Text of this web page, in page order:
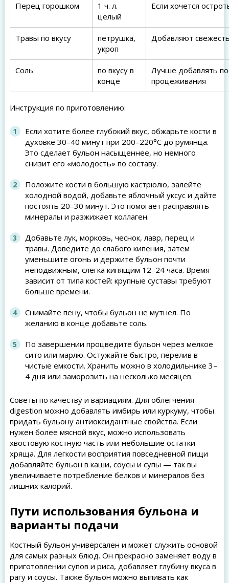
Перец горошком
1 ч. л.
целый
Если хочется
Травы по вкусу
петрушка,
укроп
Добавляют
Соль
по вкусу в
конце
Лучше добавлять
процеживания
Инструкция по приготовлению:
Если хотите более глубокий вкус, обжарьте кости в
духовке 30–40 минут при 200–220°С до румянца.
Это сделает бульон насыщеннее, но немного
снизит его «молодость» по составу.
Положите кости в большую кастрюлю, залейте
холодной водой, добавьте яблочный уксус и дайте
постоять 20–30 минут. Это помогает расправлять
минералы и разжижает коллаген.
Добавьте лук, морковь, чеснок, лавр, перец и
травы. Доведите до слабого кипения, затем
уменьшите огонь и держите бульон почти
неподвижным, слегка кипящим 12–24 часа. Время
зависит от типа костей: крупные суставы требуют
больше времени.
Снимайте пену, чтобы бульон не мутнел. По
желанию в конце добавьте соль.
По завершении процведите бульон через мелкое
сито или марлю. Остужайте быстро, перелив в
чистые емкости. Хранить можно в холодильнике 3–
4 дня или заморозить на несколько месяцев.
Советы по качеству и вариациям. Для облегчения
digestion можно добавлять имбирь или куркуму, чтобы
придать бульону антиоксидантные свойства. Если
нужен более мясной вкус, можно использовать
хвостовую костную часть или небольшие остатки
хряща. Для легкости восприятия повседневной пищи
добавляйте бульон в каши, соусы и супы — так вы
увеличиваете потребление белков и минералов без
лишних калорий.
Пути использования бульона и
варианты подачи
Костный бульон универсален и может служить основой
для самых разных блюд. Он прекрасно заменяет воду в
приготовлении супов и риса, добавляет глубину вкуса в
рагу и соусы. Также бульон можно выпивать как